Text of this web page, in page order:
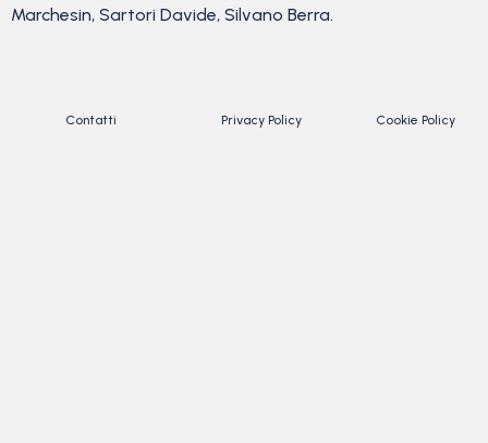
Marchesin, Sartori Davide, Silvano Berra.
Contatti Privacy Policy Cookie Policy